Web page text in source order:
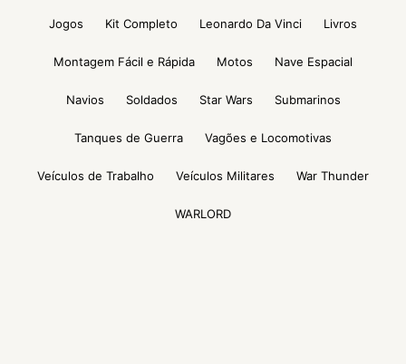
Jogos Kit Completo Leonardo Da Vinci Livros
Montagem Fácil e Rápida Motos Nave Espacial
Navios Soldados Star Wars Submarinos
Tanques de Guerra Vagões e Locomotivas
Veículos de Trabalho Veículos Militares War Thunder
WARLORD